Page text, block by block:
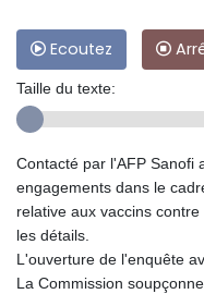
Ecoutez
Taille du texte:
Contacté par l'AFP Sanofi
engagements dans le
relative aux vaccins
les détails.
L'ouverture de l'enquête
La Commission